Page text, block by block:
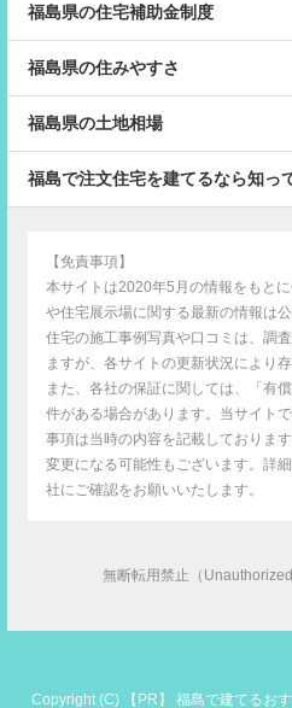
福島県の住宅補助金制度
福島県の住みやすさ
福島県の土地相場
福島で注文住宅を建てるなら知っ
【免責事項】
本サイトは2020年5月の情報をもと
や住宅展示場に関する最新の情報は
住宅の施工事例写真や口コミは、調
ますが、各サイトの更新状況により
また、各社の保証に関しては、「有
件がある場合があります。当サイト
事項は当時の内容を記載しておりま
変更になる可能性もございます。詳
社にご確認をお願いいたします。
無断転用禁止（
Copyright (C)
福島で建てるお